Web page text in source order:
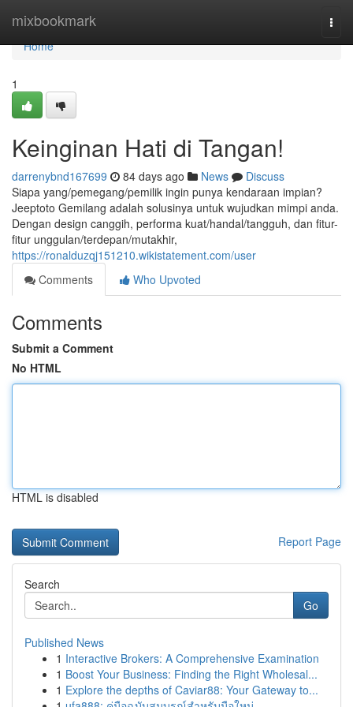
mixbookmark
Home
Home
1
Keinginan Hati di Tangan!
darrenybnd167699 84 days ago News
Discuss
Siapa yang/pemegang/pemilik ingin punya kendaraan impian?
Jeeptoto Gemilang adalah solusinya untuk wujudkan mimpi anda.
Dengan design canggih, performa kuat/handal/tangguh, dan fitur-
fitur unggulan/terdepan/mutakhir,
https://ronalduzqj151210.wikistatement.com/user
Comments
Who Upvoted
Comments
Submit a Comment
No HTML
HTML is disabled
Report Page
Search
Go
Published News
1 Interactive Brokers: A Comprehensive Examination
1 Boost Your Business: Finding the Right Wholesal...
1 Explore the depths of Caviar88: Your Gateway to...